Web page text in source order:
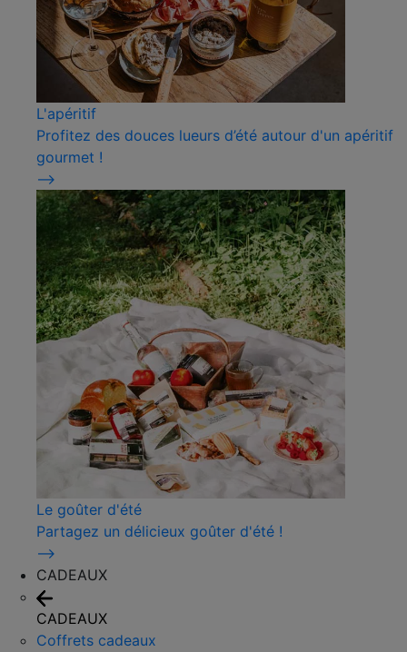
L'apéritif
Profitez des douces lueurs d’été autour d'un apéritif
gourmet !
⟶
Le goûter d'été
Partagez un délicieux goûter d'été !
⟶
CADEAUX
CADEAUX
Coffrets cadeaux